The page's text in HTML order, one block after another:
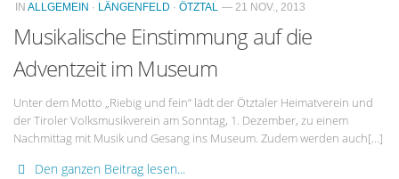
Impressum
Kontakt
Datenschutzerklärung
IN ALLGEMEIN · LÄNGENFELD · ÖTZTAL — 21 NOV., 2013
Musikalische Einstimmung auf die
Adventzeit im Museum
Unter dem Motto „Riebig und fein“ lädt der Ötztaler Heimatverein und
der Tiroler Volksmusikverein am Sonntag, 1. Dezember, zu einem
Nachmittag mit Musik und Gesang ins Museum. Zudem werden auch[…]
Den ganzen Beitrag lesen...